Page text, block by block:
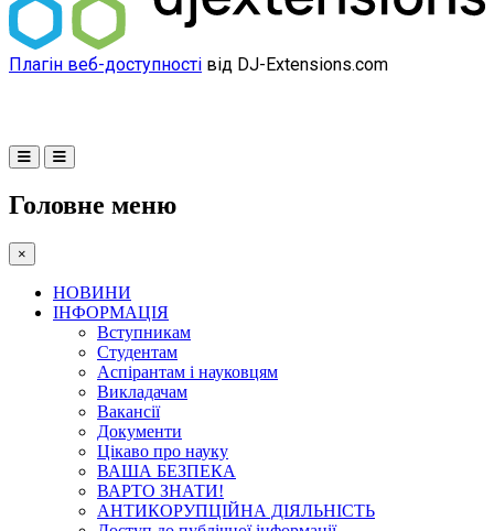
Плагін веб-доступності від DJ-Extensions.com
Головне меню
×
НОВИНИ
ІНФОРМАЦІЯ
Вступникам
Студентам
Аспірантам і науковцям
Викладачам
Вакансії
Документи
Цікаво про науку
ВАША БЕЗПЕКА
ВАРТО ЗНАТИ!
АНТИКОРУПЦІЙНА ДІЯЛЬНІСТЬ